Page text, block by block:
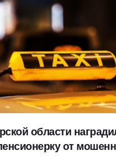
области
от